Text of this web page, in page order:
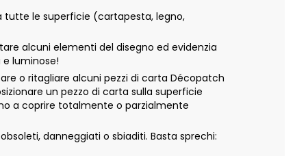
tutte le superficie (cartapesta, legno,
alcuni elementi del disegno ed evidenzia
luminose!
o ritagliare alcuni pezzi di carta Décopatch
un pezzo di carta sulla superficie
a coprire totalmente o parzialmente
danneggiati o sbiaditi. Basta sprechi: